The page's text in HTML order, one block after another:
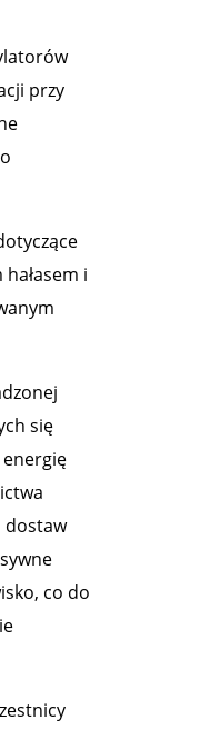
przy
i
się
dostaw
co do